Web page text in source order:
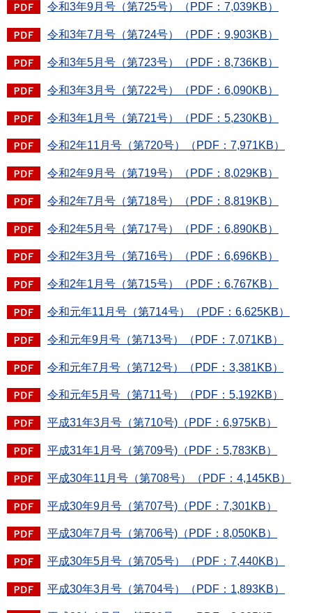
令和3年9月号（第725号）（PDF：7,039KB）
令和3年7月号（第724号）（PDF：9,903KB）
令和3年5月号（第723号）（PDF：8,736KB）
令和3年3月号（第722号）（PDF：6,090KB）
令和3年1月号（第721号）（PDF：5,230KB）
令和2年11月号（第720号）（PDF：7,971KB）
令和2年9月号（第719号）（PDF：8,029KB）
令和2年7月号（第718号）（PDF：8,819KB）
令和2年5月号（第717号）（PDF：6,890KB）
令和2年3月号（第716号）（PDF：6,696KB）
令和2年1月号（第715号）（PDF：6,767KB）
令和元年11月号（第714号）（PDF：6,625KB）
令和元年9月号（第713号）（PDF：7,071KB）
令和元年7月号（第712号）（PDF：3,381KB）
令和元年5月号（第711号）（PDF：5,192KB）
平成31年3月号（第710号)（PDF：6,975KB）
平成31年1月号（第709号)（PDF：5,783KB）
平成30年11月号（第708号）（PDF：4,145KB）
平成30年9月号（第707号)（PDF：7,301KB）
平成30年7月号（第706号)（PDF：8,050KB）
平成30年5月号（第705号）（PDF：7,440KB）
平成30年3月号（第704号）（PDF：1,893KB）